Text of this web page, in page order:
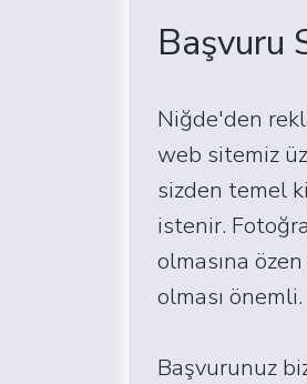
Başvuru
Niğde'den
web sitemiz
sizden temel
istenir.
olmasına
olması önemli.
Başvurunuz